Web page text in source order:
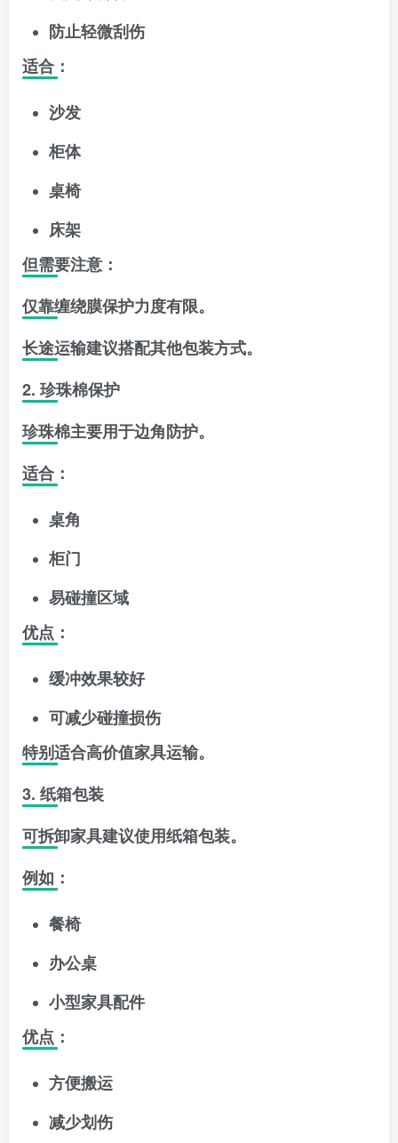
防止轻微刮伤
适合：
沙发
柜体
桌椅
床架
但需要注意：
仅靠缠绕膜保护力度有限。
长途运输建议搭配其他包装方式。
2. 珍珠棉保护
珍珠棉主要用于边角防护。
适合：
桌角
柜门
易碰撞区域
优点：
缓冲效果较好
可减少碰撞损伤
特别适合高价值家具运输。
3. 纸箱包装
可拆卸家具建议使用纸箱包装。
例如：
餐椅
办公桌
小型家具配件
优点：
方便搬运
减少划伤